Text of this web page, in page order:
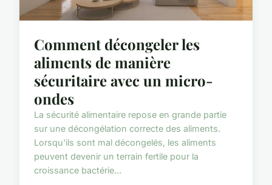
Comment décongeler les
aliments de manière
sécuritaire avec un micro-
ondes
La sécurité alimentaire repose en grande partie
sur une décongélation correcte des aliments.
Lorsqu'ils sont mal décongelés, les aliments
peuvent devenir un terrain fertile pour la
croissance bactérie...